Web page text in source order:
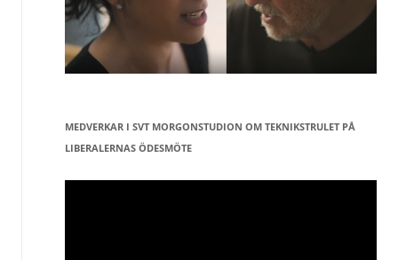
MEDVERKAR I SVT MORGONSTUDION OM TEKNIKSTRULET PÅ
LIBERALERNAS ÖDESMÖTE
Videospelare